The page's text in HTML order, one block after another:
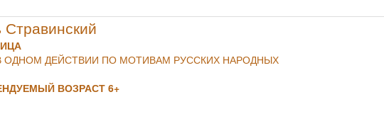
Стравинский
ОДНОМ ДЕЙСТВИИ ПО МОТИВАМ РУССКИХ НАРОДНЫХ
ВОЗРАСТ 6+